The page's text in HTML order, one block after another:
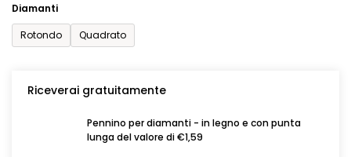
Diamanti
Rotondo
Quadrato
Riceverai gratuitamente
Pennino per diamanti - in legno e con punta
lunga del valore di €1,59